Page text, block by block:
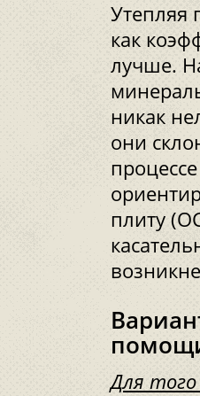
Утепляя
как
лучше.
никак
они
плиту
Для